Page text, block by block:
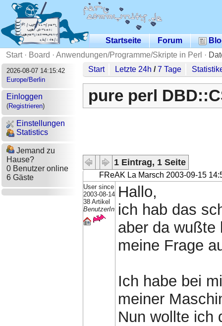
Startseite Forum
Start· Board · Anwendungen/Programme/Skripte in Perl ·
2026-08-07 14:15:42
Europe/Berlin
Einloggen
(Registrieren)
Einstellungen
Statistics
Jemand zu
Hause?
0 Benutzer online
6 Gäste
Start Letzte 24h /7 Tage
pure perl
1 Eintrag, 1 Seite
FReAK La Marsch 2003-09-15
User since
2003-08-14
38 Artikel
BenutzerIn
Hallo,
ich hab das
aber da wußte
meine Frage
Ich habe bei
meiner
Nun wollte ich